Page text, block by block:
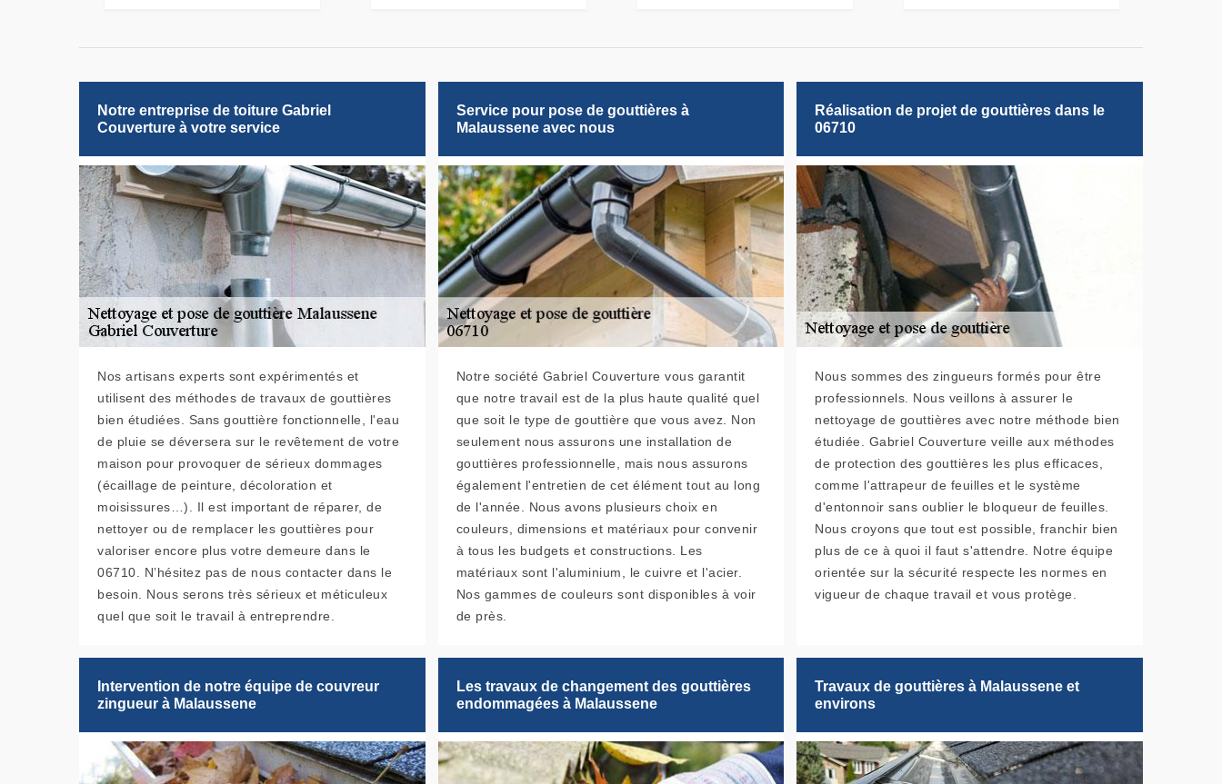
Notre entreprise de toiture Gabriel
Couverture à votre service
Nos artisans experts sont expérimentés et
utilisent des méthodes de travaux de gouttières
bien étudiées. Sans gouttière fonctionnelle, l'eau
de pluie se déversera sur le revêtement de votre
maison pour provoquer de sérieux dommages
(écaillage de peinture, décoloration et
moisissures…). Il est important de réparer, de
nettoyer ou de remplacer les gouttières pour
valoriser encore plus votre demeure dans le
06710. N’hésitez pas de nous contacter dans le
besoin. Nous serons très sérieux et méticuleux
quel que soit le travail à entreprendre.
Service pour pose de gouttières à
Malaussene avec nous
Notre société Gabriel Couverture vous garantit
que notre travail est de la plus haute qualité quel
que soit le type de gouttière que vous avez. Non
seulement nous assurons une installation de
gouttières professionnelle, mais nous assurons
également l'entretien de cet élément tout au long
de l'année. Nous avons plusieurs choix en
couleurs, dimensions et matériaux pour convenir
à tous les budgets et constructions. Les
matériaux sont l'aluminium, le cuivre et l'acier.
Nos gammes de couleurs sont disponibles à voir
de près.
Réalisation de projet de gouttières dans le
06710
Nous sommes des zingueurs formés pour être
professionnels. Nous veillons à assurer le
nettoyage de gouttières avec notre méthode bien
étudiée. Gabriel Couverture veille aux méthodes
de protection des gouttières les plus efficaces,
comme l'attrapeur de feuilles et le système
d'entonnoir sans oublier le bloqueur de feuilles.
Nous croyons que tout est possible, franchir bien
plus de ce à quoi il faut s'attendre. Notre équipe
orientée sur la sécurité respecte les normes en
vigueur de chaque travail et vous protège.
Intervention de notre équipe de couvreur
zingueur à Malaussene
Les travaux de changement des gouttières
endommagées à Malaussene
Travaux de gouttières à Malaussene et
environs